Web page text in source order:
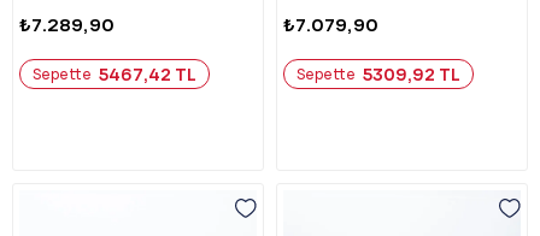
₺7.289,90
Sepette 5467,42 TL
₺7.079,90
Sepette 5309,92 TL